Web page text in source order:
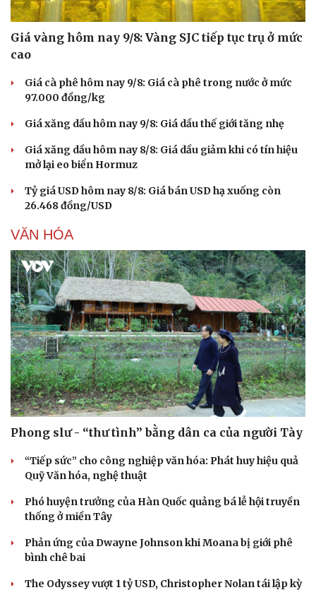
Giá vàng hôm nay 9/8: Vàng SJC tiếp tục trụ ở mức
cao
Giá cà phê hôm nay 9/8: Giá cà phê trong nước ở mức
97.000 đồng/kg
Giá xăng dầu hôm nay 9/8: Giá dầu thế giới tăng nhẹ
Giá xăng dầu hôm nay 8/8: Giá dầu giảm khi có tín hiệu
mở lại eo biển Hormuz
Tỷ giá USD hôm nay 8/8: Giá bán USD hạ xuống còn
26.468 đồng/USD
VĂN HÓA
Phong slư - “thư tình” bằng dân ca của người Tày
“Tiếp sức” cho công nghiệp văn hóa: Phát huy hiệu quả
Quỹ Văn hóa, nghệ thuật
Phó huyện trưởng của Hàn Quốc quảng bá lễ hội truyền
thống ở miền Tây
Phản ứng của Dwayne Johnson khi Moana bị giới phê
bình chê bai
The Odyssey vượt 1 tỷ USD, Christopher Nolan tái lập kỳ